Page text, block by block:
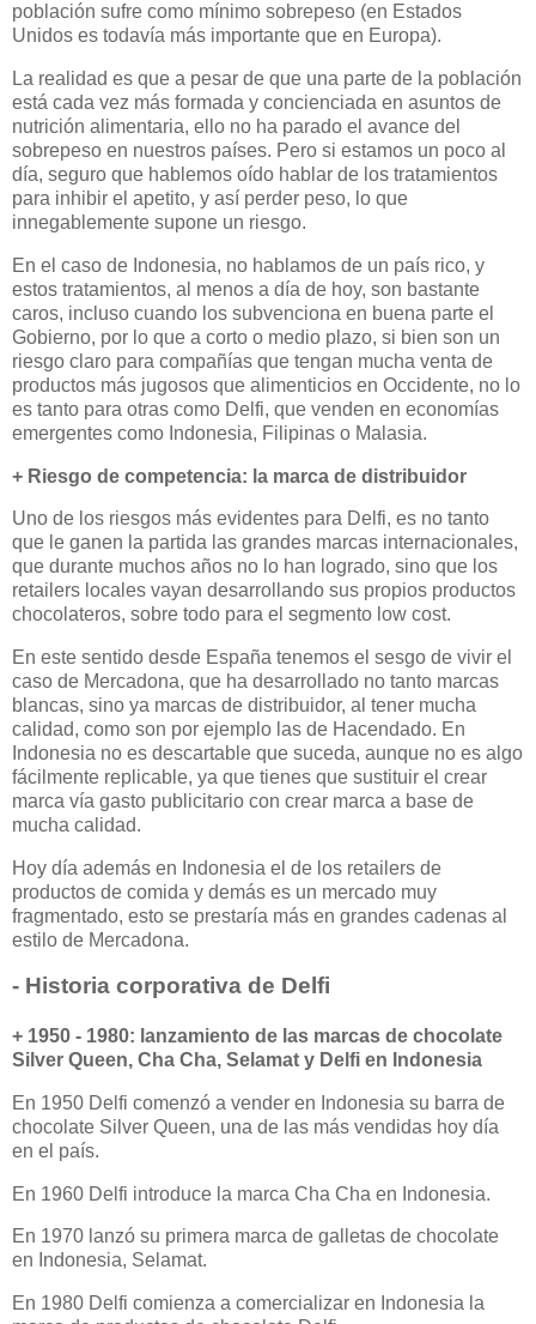
población sufre como mínimo sobrepeso (en Estados
Unidos es todavía más importante que en Europa).
La realidad es que a pesar de que una parte de la población
está cada vez más formada y concienciada en asuntos de
nutrición alimentaria, ello no ha parado el avance del
sobrepeso en nuestros países. Pero si estamos un poco al
día, seguro que hablemos oído hablar de los tratamientos
para inhibir el apetito, y así perder peso, lo que
innegablemente supone un riesgo.
En el caso de Indonesia, no hablamos de un país rico, y
estos tratamientos, al menos a día de hoy, son bastante
caros, incluso cuando los subvenciona en buena parte el
Gobierno, por lo que a corto o medio plazo, si bien son un
riesgo claro para compañías que tengan mucha venta de
productos más jugosos que alimenticios en Occidente, no lo
es tanto para otras como Delfi, que venden en economías
emergentes como Indonesia, Filipinas o Malasia.
+ Riesgo de competencia: la marca de distribuidor
Uno de los riesgos más evidentes para Delfi, es no tanto
que le ganen la partida las grandes marcas internacionales,
que durante muchos años no lo han logrado, sino que los
retailers locales vayan desarrollando sus propios productos
chocolateros, sobre todo para el segmento low cost.
En este sentido desde España tenemos el sesgo de vivir el
caso de Mercadona, que ha desarrollado no tanto marcas
blancas, sino ya marcas de distribuidor, al tener mucha
calidad, como son por ejemplo las de Hacendado. En
Indonesia no es descartable que suceda, aunque no es algo
fácilmente replicable, ya que tienes que sustituir el crear
marca vía gasto publicitario con crear marca a base de
mucha calidad.
Hoy día además en Indonesia el de los retailers de
productos de comida y demás es un mercado muy
fragmentado, esto se prestaría más en grandes cadenas al
estilo de Mercadona.
- Historia corporativa de Delfi
+ 1950 - 1980: lanzamiento de las marcas de chocolate
Silver Queen, Cha Cha, Selamat y Delfi en Indonesia
En 1950 Delfi comenzó a vender en Indonesia su barra de
chocolate Silver Queen, una de las más vendidas hoy día
en el país.
En 1960 Delfi introduce la marca Cha Cha en Indonesia.
En 1970 lanzó su primera marca de galletas de chocolate
en Indonesia, Selamat.
En 1980 Delfi comienza a comercializar en Indonesia la